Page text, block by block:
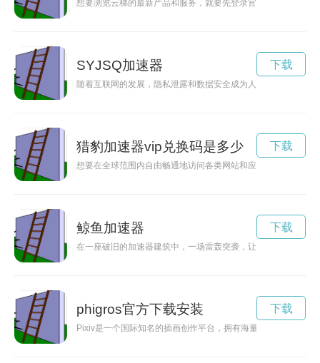
想要浏览云梯的最新产品和服务，就要先登录官网。下面介绍
SYJSQ加速器
随着互联网的发展，隐私泄露和数据安全成为人们越来越担忧
下载
猎豹加速器vip兑换码是多少
想要在全球范围内自由畅通地访问各类网站和应用？猎豹加速
下载
鲸鱼加速器
在一座破旧的加速器建筑中，一场雷轰突袭，让人们只能躲在梯
下载
phigros官方下载安装
Pixiv是一个国际知名的插画创作平台，拥有海量优秀的插画作
下载